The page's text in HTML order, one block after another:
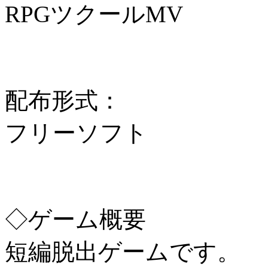
RPGツクールMV
配布形式：
フリーソフト
◇ゲーム概要
短編脱出ゲームです。